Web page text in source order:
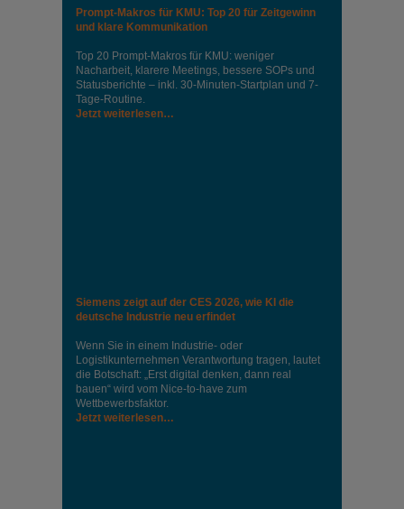
Prompt-Makros für KMU: Top 20 für Zeitgewinn
und klare Kommunikation
Top 20 Prompt-Makros für KMU: weniger
Nacharbeit, klarere Meetings, bessere SOPs und
Statusberichte – inkl. 30-Minuten-Startplan und 7-
Tage-Routine.
Jetzt weiterlesen…
Siemens zeigt auf der CES 2026, wie KI die
deutsche Industrie neu erfindet
Wenn Sie in einem Industrie‑ oder
Logistikunternehmen Verantwortung tragen, lautet
die Botschaft: „Erst digital denken, dann real
bauen“ wird vom Nice‑to‑have zum
Wettbewerbsfaktor.
Jetzt weiterlesen…